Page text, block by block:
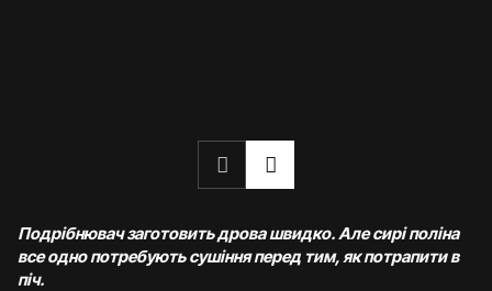
Подрібнювач заготовить дрова швидко. Але сирі поліна
все одно потребують сушіння перед тим, як потрапити в
піч.